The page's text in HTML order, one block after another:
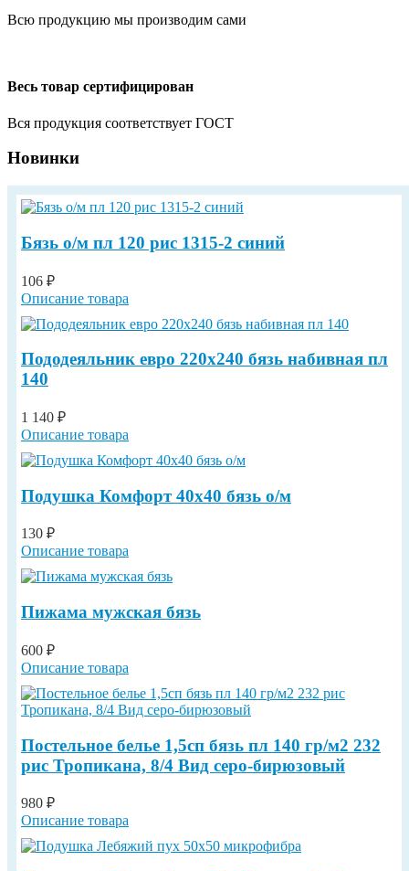
Всю продукцию мы производим сами
Весь товар сертифицирован
Вся продукция соответствует ГОСТ
Новинки
Бязь о/м пл 120 рис 1315-2 синий
106 ₽
Описание товара
Пододеяльник евро 220х240 бязь набивная пл
140
1 140 ₽
Описание товара
Подушка Комфорт 40х40 бязь о/м
130 ₽
Описание товара
Пижама мужская бязь
600 ₽
Описание товара
Постельное белье 1,5сп бязь пл 140 гр/м2 232
рис Тропикана, 8/4 Вид серо-бирюзовый
980 ₽
Описание товара